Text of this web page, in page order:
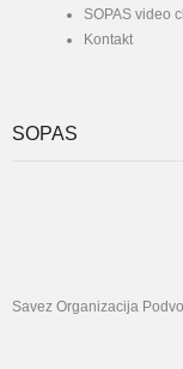
SOPAS video
Kontakt
SOPAS
Savez Organizacija